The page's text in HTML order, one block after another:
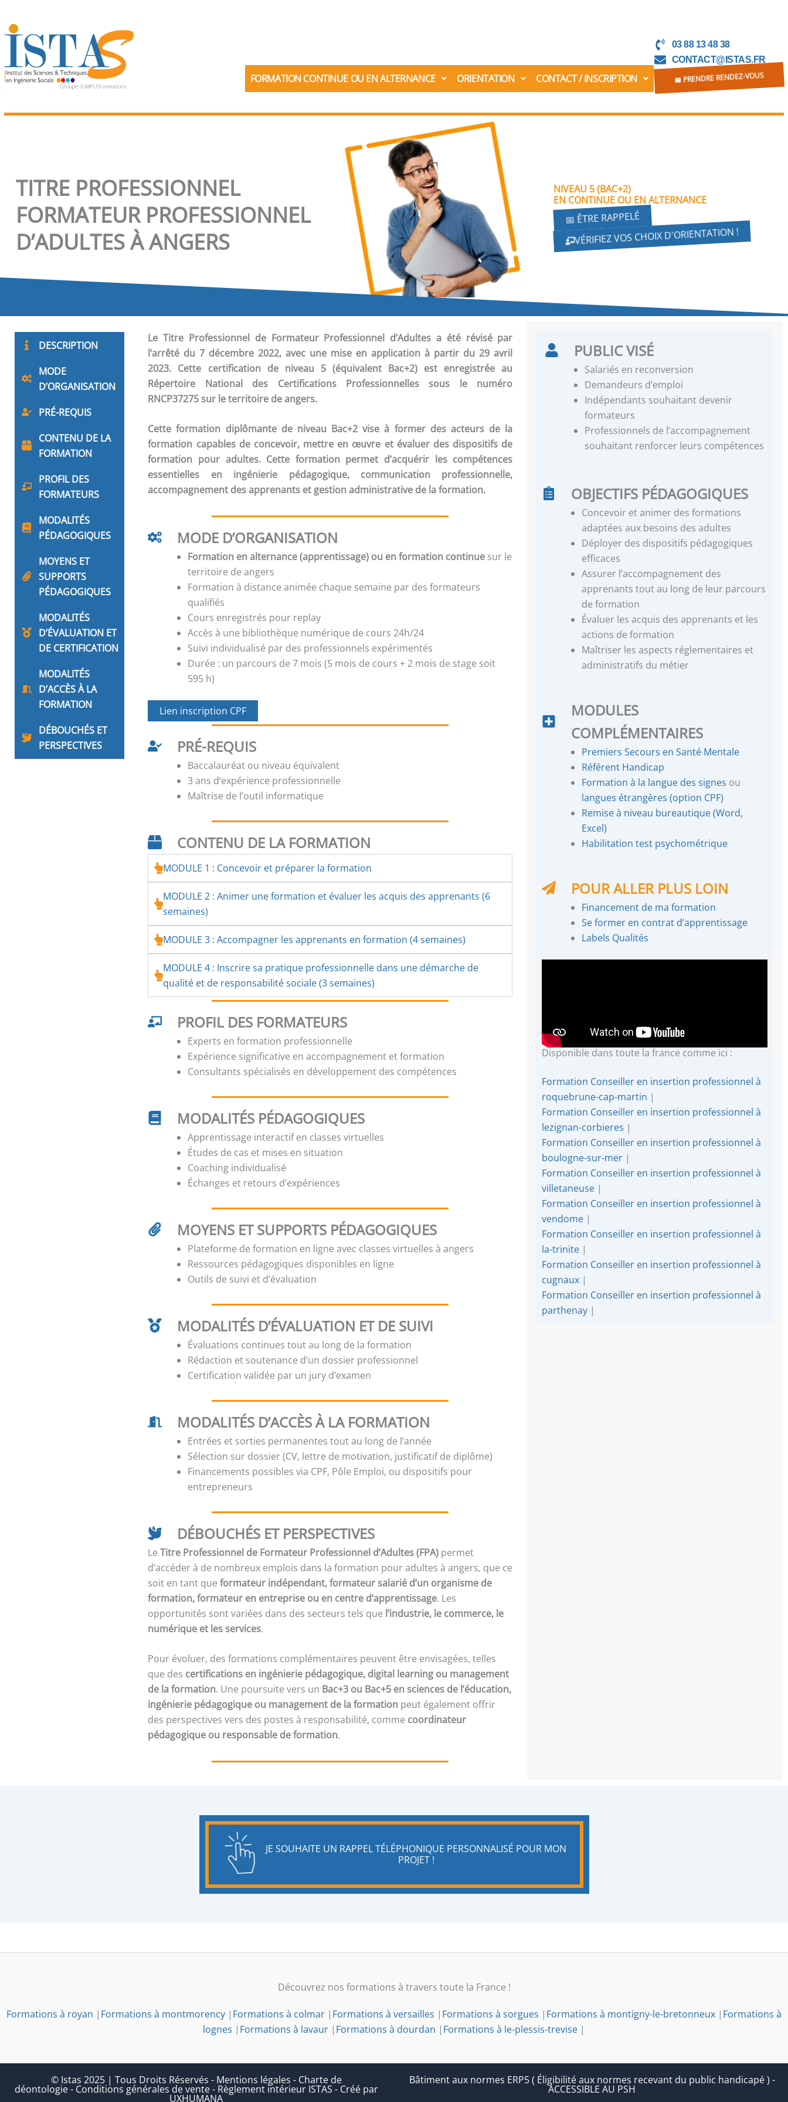
au
contenu
FORMATION CONTINUE OU EN ALTERNANCE ORIENTATION CONTACT / INSCRIPTION
03 88 13 48 38
CONTACT@ISTAS.FR
📅 PRENDRE RENDEZ-VOUS
TITRE PROFESSIONNEL
FORMATEUR PROFESSIONNEL
D’ADULTES À ANGERS
NIVEAU 5 (BAC+2)
EN CONTINUE OU EN ALTERNANCE
📅 ÊTRE RAPPELÉ
VÉRIFIEZ VOS CHOIX D'ORIENTATION !
DESCRIPTION
MODE
D’ORGANISATION
PRÉ-REQUIS
CONTENU DE LA
FORMATION
PROFIL DES
FORMATEURS
MODALITÉS
PÉDAGOGIQUES
MOYENS ET
SUPPORTS
PÉDAGOGIQUES
MODALITÉS
D’ÉVALUATION ET
DE CERTIFICATION
MODALITÉS
D’ACCÈS À LA
FORMATION
DÉBOUCHÉS ET
PERSPECTIVES
Le Titre Professionnel de Formateur Professionnel d’Adultes a été révisé par
l’arrêté du 7 décembre 2022, avec une mise en application à partir du 29 avril
2023. Cette certification de niveau 5 (équivalent Bac+2) est enregistrée au
Répertoire National des Certifications Professionnelles sous le numéro
RNCP37275 sur le territoire de angers.
Cette formation diplômante de niveau Bac+2 vise à former des acteurs de la
formation capables de concevoir, mettre en œuvre et évaluer des dispositifs de
formation pour adultes. Cette formation permet d’acquérir les compétences
essentielles en ingénierie pédagogique, communication professionnelle,
accompagnement des apprenants et gestion administrative de la formation.
MODE D’ORGANISATION
Formation en alternance (apprentissage) ou en formation continue sur le
territoire de angers
Formation à distance animée chaque semaine par des formateurs
qualifiés
Cours enregistrés pour replay
Accès à une bibliothèque numérique de cours 24h/24
Suivi individualisé par des professionnels expérimentés
Durée : un parcours de 7 mois (5 mois de cours + 2 mois de stage soit
595 h)
Lien inscription CPF
PRÉ-REQUIS
Baccalauréat ou niveau équivalent
3 ans d’expérience professionnelle
Maîtrise de l’outil informatique
CONTENU DE LA FORMATION
MODULE 1 : Concevoir et préparer la formation
MODULE 2 : Animer une formation et évaluer les acquis des apprenants (6
semaines)
MODULE 3 : Accompagner les apprenants en formation (4 semaines)
MODULE 4 : Inscrire sa pratique professionnelle dans une démarche de
qualité et de responsabilité sociale (3 semaines)
PROFIL DES FORMATEURS
Experts en formation professionnelle
Expérience significative en accompagnement et formation
Consultants spécialisés en développement des compétences
MODALITÉS PÉDAGOGIQUES
Apprentissage interactif en classes virtuelles
Études de cas et mises en situation
Coaching individualisé
Échanges et retours d’expériences
MOYENS ET SUPPORTS PÉDAGOGIQUES
Plateforme de formation en ligne avec classes virtuelles à angers
Ressources pédagogiques disponibles en ligne
Outils de suivi et d’évaluation
MODALITÉS D’ÉVALUATION ET DE SUIVI
Évaluations continues tout au long de la formation
Rédaction et soutenance d’un dossier professionnel
Certification validée par un jury d’examen
MODALITÉS D’ACCÈS À LA FORMATION
Entrées et sorties permanentes tout au long de l’année
Sélection sur dossier (CV, lettre de motivation, justificatif de diplôme)
Financements possibles via CPF, Pôle Emploi, ou dispositifs pour
entrepreneurs
DÉBOUCHÉS ET PERSPECTIVES
LeTitre Professionnel de Formateur Professionnel d’Adultes (FPA) permet
d’accéder à de nombreux emplois dans la formation pour adultes à angers, que ce
soit en tant queformateur indépendant, formateur salarié d’un organisme de
formation, formateur en entreprise ou en centre d’apprentissage. Les
opportunités sont variées dans des secteurs tels que l’industrie, le commerce, le
numérique et les services.
Pour évoluer, des formations complémentaires peuvent être envisagées, telles
que des certifications en ingénierie pédagogique, digital learning ou management
de la formation. Une poursuite vers un Bac+3 ou Bac+5 en sciences de l’éducation,
ingénierie pédagogique ou management de la formation peut également offrir
des perspectives vers des postes à responsabilité, comme coordinateur
pédagogique ou responsable de formation.
PUBLIC VISÉ
Salariés en reconversion
Demandeurs d’emploi
Indépendants souhaitant devenir
formateurs
Professionnels de l’accompagnement
souhaitant renforcer leurs compétences
OBJECTIFS PÉDAGOGIQUES
Concevoir et animer des formations
adaptées aux besoins des adultes
Déployer des dispositifs pédagogiques
efficaces
Assurer l’accompagnement des
apprenants tout au long de leur parcours
de formation
Évaluer les acquis des apprenants et les
actions de formation
Maîtriser les aspects réglementaires et
administratifs du métier
MODULES
COMPLÉMENTAIRES
Premiers Secours en Santé Mentale
Référent Handicap
Formation à la langue des signes ou
langues étrangères (option CPF)
Remise à niveau bureautique (Word,
Excel)
Habilitation test psychométrique
POUR ALLER PLUS LOIN
Financement de ma formation
Se former en contrat d’apprentissage
Labels Qualités
Disponible dans toute la france comme ici :
Formation Conseiller en insertion professionnel à
roquebrune-cap-martin |
Formation Conseiller en insertion professionnel à
lezignan-corbieres |
Formation Conseiller en insertion professionnel à
boulogne-sur-mer |
Formation Conseiller en insertion professionnel à
villetaneuse |
Formation Conseiller en insertion professionnel à
vendome |
Formation Conseiller en insertion professionnel à
la-trinite |
Formation Conseiller en insertion professionnel à
cugnaux |
Formation Conseiller en insertion professionnel à
parthenay |
JE SOUHAITE UN RAPPEL TÉLÉPHONIQUE PERSONNALISÉ POUR MON
PROJET !
Découvrez nos formations à travers toute la France !
Formations à royan | Formations à montmorency | Formations à colmar | Formations à versailles | Formations à sorgues | Formations à montigny-le-bretonneux | Formations à
lognes | Formations à lavaur | Formations à dourdan | Formations à le-plessis-trevise |
© Istas 2025 | Tous Droits Réservés - Mentions légales - Charte de
déontologie- Conditions générales de vente- Règlement intérieur ISTAS - Créé par
UXHUMANA
Bâtiment aux normes ERP5 ( Éligibilité aux normes recevant du public handicapé ) -
ACCESSIBLE AU PSH